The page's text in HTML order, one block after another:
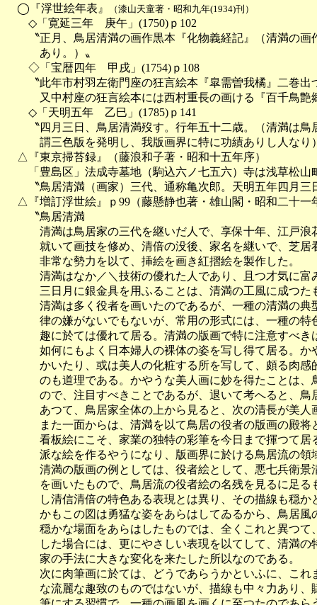
◯『浮世絵年表』
（漆山天童著・昭和九年(1934)刊）
◇「寛延三年　庚午」(1750)ｐ102
〝正月、鳥居清満の画作黒本『化物義経記』（清満の画
あり。）〟
◇「宝暦四年　甲戌」(1754)ｐ108
〝此年市村羽左衛門座の狂言絵本『皐需曽我橘』二巻出
又中村座の狂言絵本には西村重長の画ける『百千鳥艶
◇「天明五年　乙巳」(1785)ｐ141
〝四月三日、鳥居清満歿す。行年五十二歳。（清満は鳥
謂三色版を発明し、我版画界に特に功績ありし人なり
△『東京掃苔録』（藤浪和子著・昭和十五年序）
「豊島区」法成寺墓地（駒込六ノ七五六）寺は浅草松山
〝鳥居清満（画家）三代、通称亀次郎。天明五年四月三
△『増訂浮世絵』ｐ99（藤懸静也著・雄山閣・昭和二十一
〝鳥居清満
清満は鳥居家の三代を継いだ人で、享保十年、江戸浪
就いて画技を修め、清倍の没後、家名を継いで、芝居
非常な勢力を以て、挿絵を画き紅摺絵を製作した。
清満はなか／＼技術の優れた人であり、且つ才気に富
三日月に銀金具を用ふることは、清満の工風に成つた
清満は多く役者を画いたのであるが、一種の清満の典
律の嫌がないでもないが、常用の形式には、一種の特
趣に於ては優れて居る。清満の版画で特に注意すべき
如何にもよく日本婦人の裸体の姿を写し得て居る。か
かいたり、或は美人の化粧する所を写して、頗る肉感
のも道理である。かやうな美人画に妙を得たことは、
ので、注目すべきことであるが、退いて考へると、鳥
あつて、鳥居家全体の上から見ると、次の清長が美人
また一面からは、清満を以て鳥居の役者の版画の殿将
看板絵にこそ、家業の独特の彩筆を今日まで揮つて居
派な絵を作るやうになり、版画界に於ける鳥居流の領
清満の版画の例としては、役者絵として、悪七兵衛景
を画いたもので、鳥居流の役者絵の名残を見るに足る
し清信清倍の特色ある表現とは異り、その描線も穏か
かもこの図は勇猛な姿をあらはしてゐるから、鳥居風
穏かな場面をあらはしたものでは、全くこれと異つて
した場合には、更にやさしい表現を以てして、清満の
家の手法に大きな変化を来たした所以なのである。
次に肉筆画に於ては、どうであらうかといふに、これ
な流麗な趣致のものではないが、描線も中々力あり、